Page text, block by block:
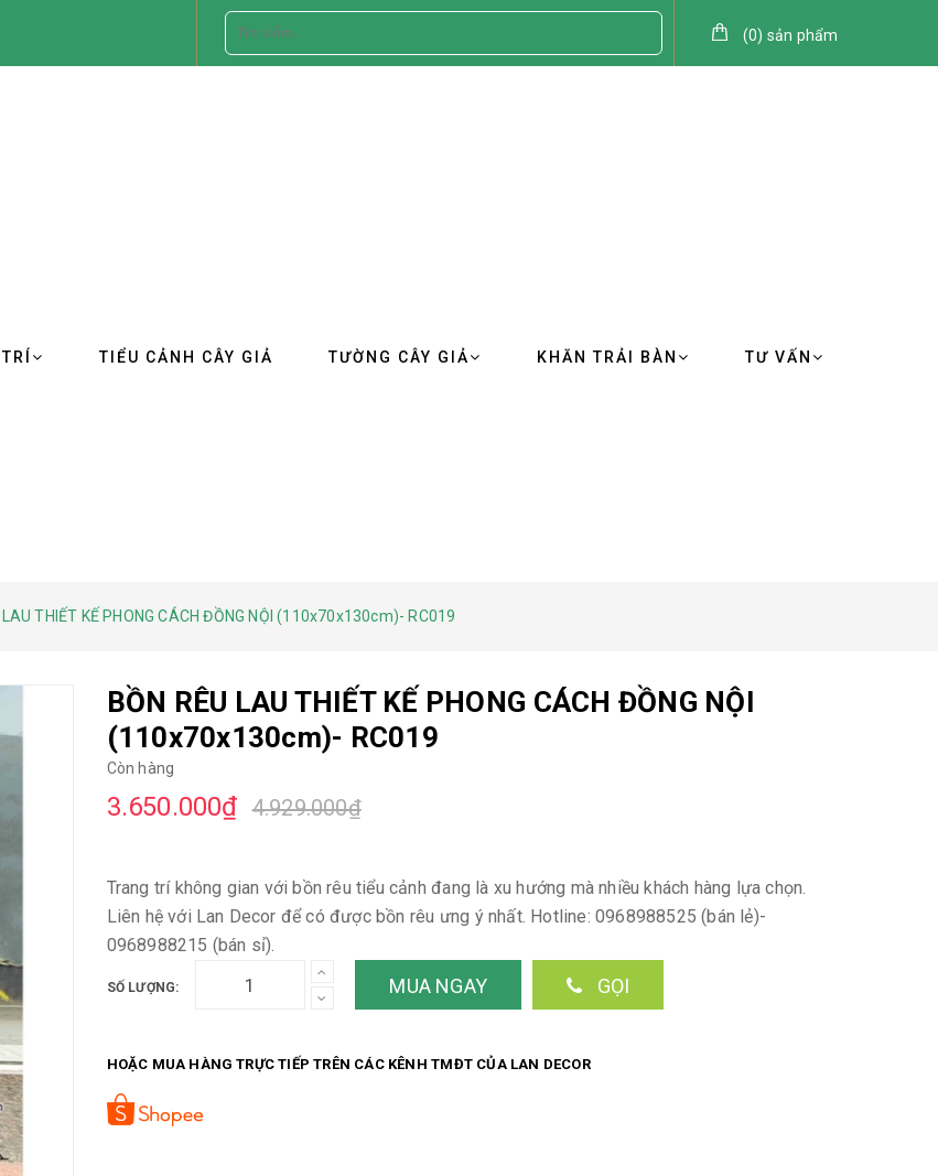
(0) sản phẩm
TIỂU CẢNH CÂY GIẢ TƯỜNG CÂY GIẢ KHĂN TRẢI BÀN TƯ VẤN
LAU THIẾT KẾ PHONG CÁCH ĐỒNG NỘI (110x70x130cm)- RC019
BỒN RÊU LAU THIẾT KẾ PHONG CÁCH ĐỒNG NỘI
(110x70x130cm)- RC019
Còn hàng
3.650.000₫ 4.929.000₫
Trang trí không gian với bồn rêu tiểu cảnh đang là xu hướng mà nhiều khách hàng lựa chọn.
Liên hệ với Lan Decor để có được bồn rêu ưng ý nhất. Hotline: 0968988525 (bán lẻ)-
0968988215 (bán sỉ).
SỐ LƯỢNG: MUA NGAY GỌI
HOẶC MUA HÀNG TRỰC TIẾP TRÊN CÁC KÊNH TMĐT CỦA LAN DECOR